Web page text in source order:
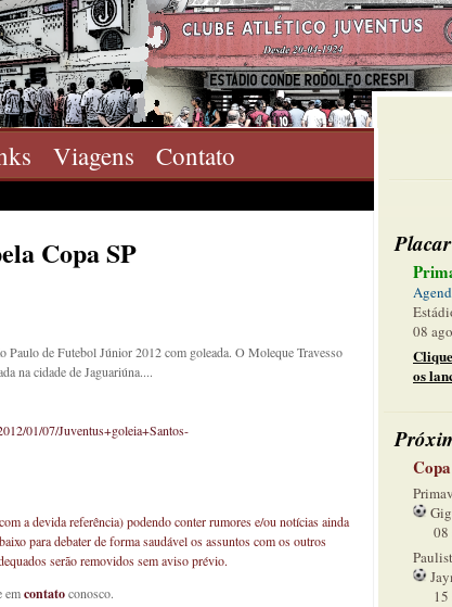
Viagens Contato
08
os
08
15
Copa SP
de Futebol Júnior 2012 com goleada. O Moleque Travesso
na cidade de Jaguariúna....
01/07/Juventus+goleia+Santos-
a devida referência) podendo conter rumores e/ou notícias ainda
para debater de forma saudável os assuntos com os outros
serão removidos sem aviso prévio.
emcontatoconosco.